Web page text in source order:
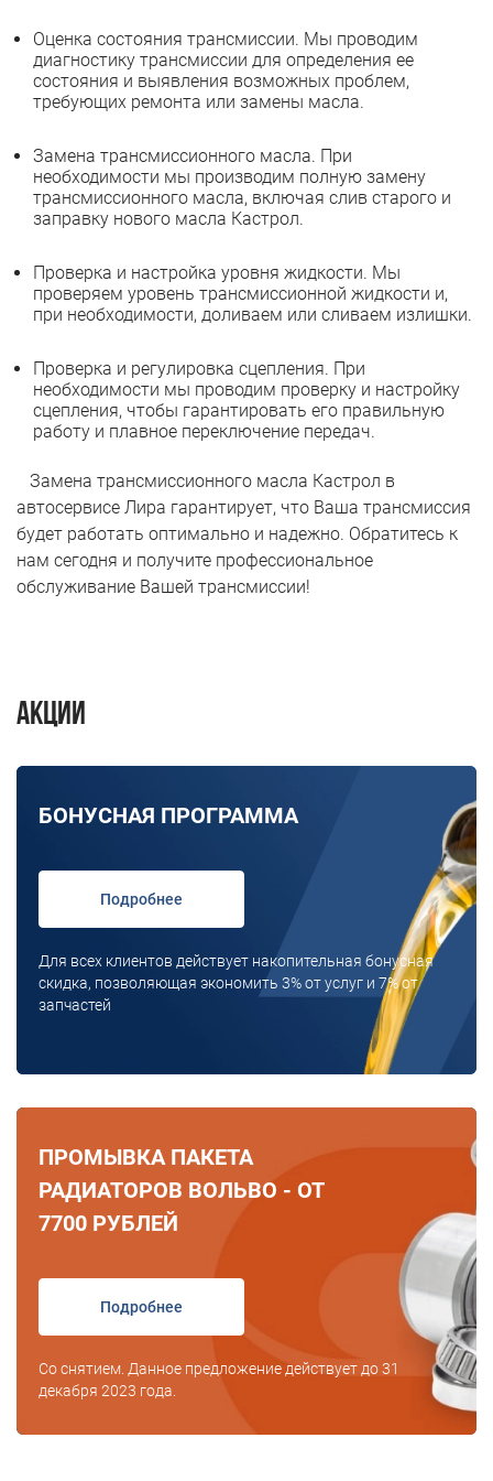
Оценка состояния трансмиссии. Мы проводим
диагностику трансмиссии для определения ее
состояния и выявления возможных проблем,
требующих ремонта или замены масла.
Замена трансмиссионного масла. При
необходимости мы производим полную замену
трансмиссионного масла, включая слив старого и
заправку нового масла Кастрол.
Проверка и настройка уровня жидкости. Мы
проверяем уровень трансмиссионной жидкости и,
при необходимости, доливаем или сливаем излишки.
Проверка и регулировка сцепления. При
необходимости мы проводим проверку и настройку
сцепления, чтобы гарантировать его правильную
работу и плавное переключение передач.
Замена трансмиссионного масла Кастрол в
автосервисе Лира гарантирует, что Ваша трансмиссия
будет работать оптимально и надежно. Обратитесь к
нам сегодня и получите профессиональное
обслуживание Вашей трансмиссии!
Акции
БОНУСНАЯ ПРОГРАММА
Подробнее
Для всех клиентов действует накопительная бонусная
скидка, позволяющая экономить 3% от услуг и 7% от
запчастей
ПРОМЫВКА ПАКЕТА
РАДИАТОРОВ ВОЛЬВО - ОТ
7700 РУБЛЕЙ
Подробнее
Со снятием. Данное предложение действует до 31
декабря 2023 года.